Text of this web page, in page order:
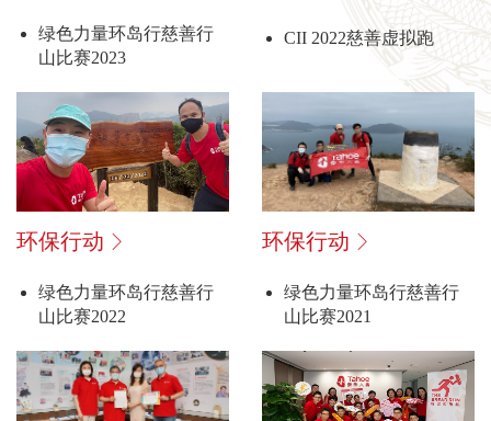
绿色力量环岛行慈善行
山比赛2023
CII 2022慈善虚拟跑
环保行动
绿色力量环岛行慈善行
山比赛2022
环保行动
绿色力量环岛行慈善行
山比赛2021